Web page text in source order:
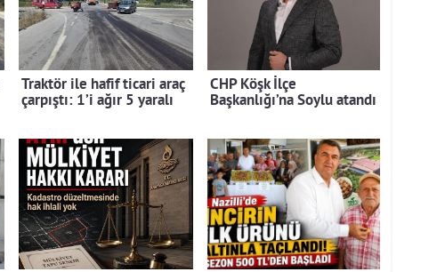
Traktör ile hafif ticari araç
çarpıştı: 1’i ağır 5 yaralı
CHP Köşk İlçe
Başkanlığı’na Soylu atandı